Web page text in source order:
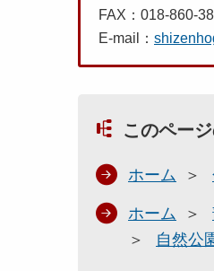
FAX：018-860-
E-mail：
このペー
ホーム
ホーム
自然公